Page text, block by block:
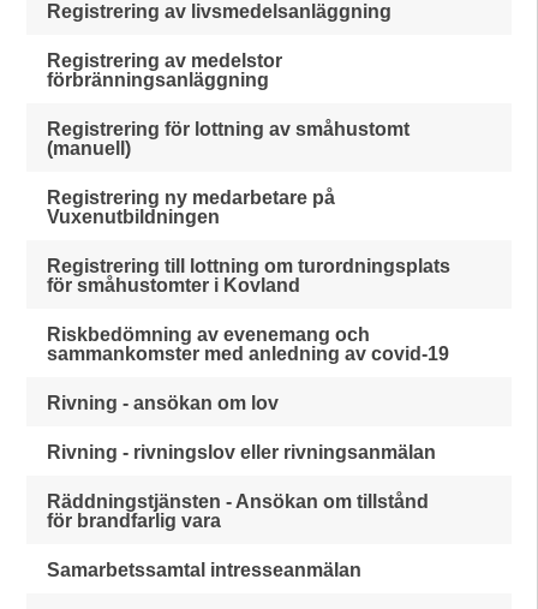
Registrering av livsmedelsanläggning
Registrering av medelstor
förbränningsanläggning
Registrering för lottning av småhustomt
(manuell)
Registrering ny medarbetare på
Vuxenutbildningen
Registrering till lottning om turordningsplats
för småhustomter i Kovland
Riskbedömning av evenemang och
sammankomster med anledning av covid-19
Rivning - ansökan om lov
Rivning - rivningslov eller rivningsanmälan
Räddningstjänsten - Ansökan om tillstånd
för brandfarlig vara
Samarbetssamtal intresseanmälan